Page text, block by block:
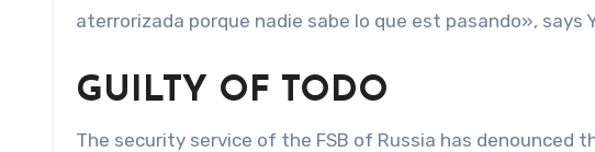
aterrorizada porque nadie sabe lo que est pasando», says
GUILTY OF TODO
The security service of the FSB of Russia has